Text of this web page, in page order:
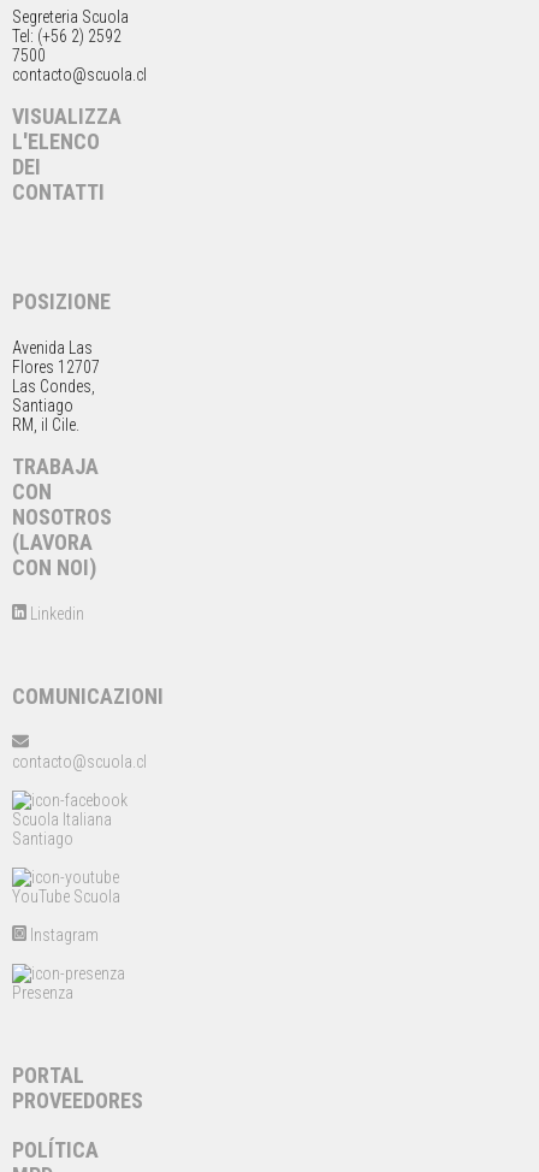
Segreteria Scuola
Tel: (+56 2) 2592
7500
contacto@scuola.cl
VISUALIZZA
L'ELENCO
DEI
CONTATTI
POSIZIONE
Avenida Las
Flores 12707
Las Condes,
Santiago
RM, il Cile.
TRABAJA
CON
NOSOTROS
(LAVORA
CON NOI)
Linkedin
COMUNICAZIONI
contacto@scuola.cl
Scuola Italiana
Santiago
YouTube Scuola
Instagram
Presenza
PORTAL
PROVEEDORES
POLÍTICA